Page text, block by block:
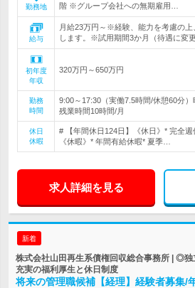
勤務地
階 ※グループ会社への無期雇用…
給与
月給23万円～※経験、能力を考慮の
します。※試用期間3か月（待遇に変更
初年度
年収
320万円～650万円
勤務
時間
9:00～17:30（実働7.5時間/休憩60分
残業時間10時間/月
休日
休暇
# 【年間休日124日】《休日》* 完全
《休暇》* 年間有給休暇* 夏季…
求人詳細を見る
新着
株式会社山田再生系債権回収総合事務所 | ◎
充実の福利厚生と休日制度
将来の管理職候補【経理】経験者募集/